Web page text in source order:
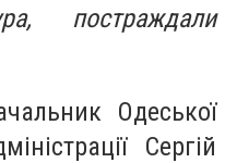
постраждали
Одеської
Сергій